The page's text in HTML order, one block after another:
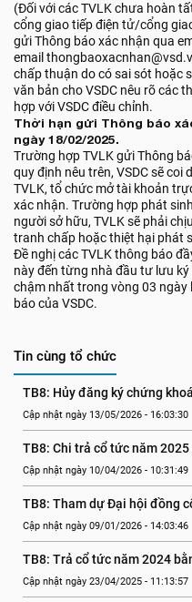
(Đối với các TVLK chưa hoàn
cổng giao tiếp điện tử/cổng
gửi Thông báo xác nhận qua
email
chấp thuận do có sai sót hoặc
văn bản cho VSDC nêu rõ các
hợp với VSDC điều chỉnh.
Thời hạn gửi Thông báo
ngày 18/02/2025.
Trường hợp TVLK gửi Thông
quy định nêu trên, VSDC sẽ coi
TVLK, tổ chức mở tài khoản
xác nhận. Trường hợp phát
người sở hữu, TVLK sẽ phải
tranh chấp hoặc thiệt hại phát
Đề nghị các TVLK thông báo
này đến từng nhà đầu tư lưu
chậm nhất trong vòng 03 ngày
báo của VSDC.
Tin cùng tổ chức
TB8: Hủy đăng ký chứng
Cập nhật ngày 13/05/2026 - 16:03:30
TB8: Chi trả cổ tức năm
Cập nhật ngày 10/04/2026 - 10:31:49
TB8: Tham dự Đại hội đồng
Cập nhật ngày 09/01/2026 - 14:03:46
TB8: Trả cổ tức năm 2024
Cập nhật ngày 23/04/2025 - 11:13:57